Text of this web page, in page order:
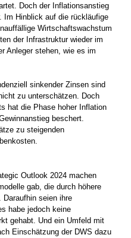
Doch der Inflationsanstieg
Im Hinblick auf die rückläufige
Wirtschaftswachstum
der Infrastruktur wieder im
Anleger stehen, wie es im
sinkender Zinsen sind
zu unterschätzen. Doch
hat die Phase hoher Inflation
beschert.
zu steigenden
Outlook 2024 machen
gab, die durch höhere
Daraufhin seien ihre
habe jedoch keine
gehabt. Und ein Umfeld mit
Einschätzung der DWS dazu